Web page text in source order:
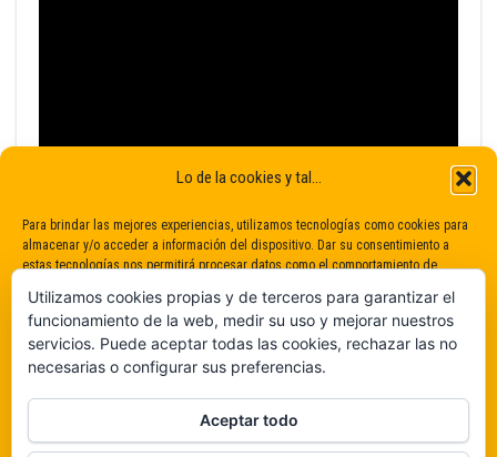
Lo de la cookies y tal...
Para brindar las mejores experiencias, utilizamos tecnologías como cookies para
almacenar y/o acceder a información del dispositivo. Dar su consentimiento a
estas tecnologías nos permitirá procesar datos como el comportamiento de
consentimiento puede afectar negativamente a determinadas características y
funciones.
De ninguna manera
Utilizamos cookies propias y de terceros para garantizar el
funcionamiento de la web, medir su uso y mejorar nuestros
servicios. Puede aceptar todas las cookies, rechazar las no
necesarias o configurar sus preferencias.
Aceptar todo